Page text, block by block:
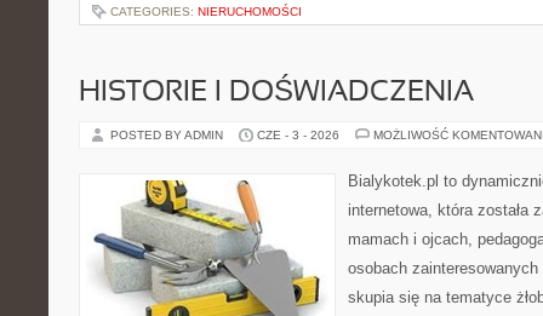
CATEGORIES: NIERUCHOMOŚCI
HISTORIE I DOŚWIADCZENIA
POSTED BY ADMIN CZE - 3 - 2026 MOŻLIWOŚĆ
Bialykotek.pl to
internetowa, która została
mamach i ojcach,
osobach
skupia się na tematyce